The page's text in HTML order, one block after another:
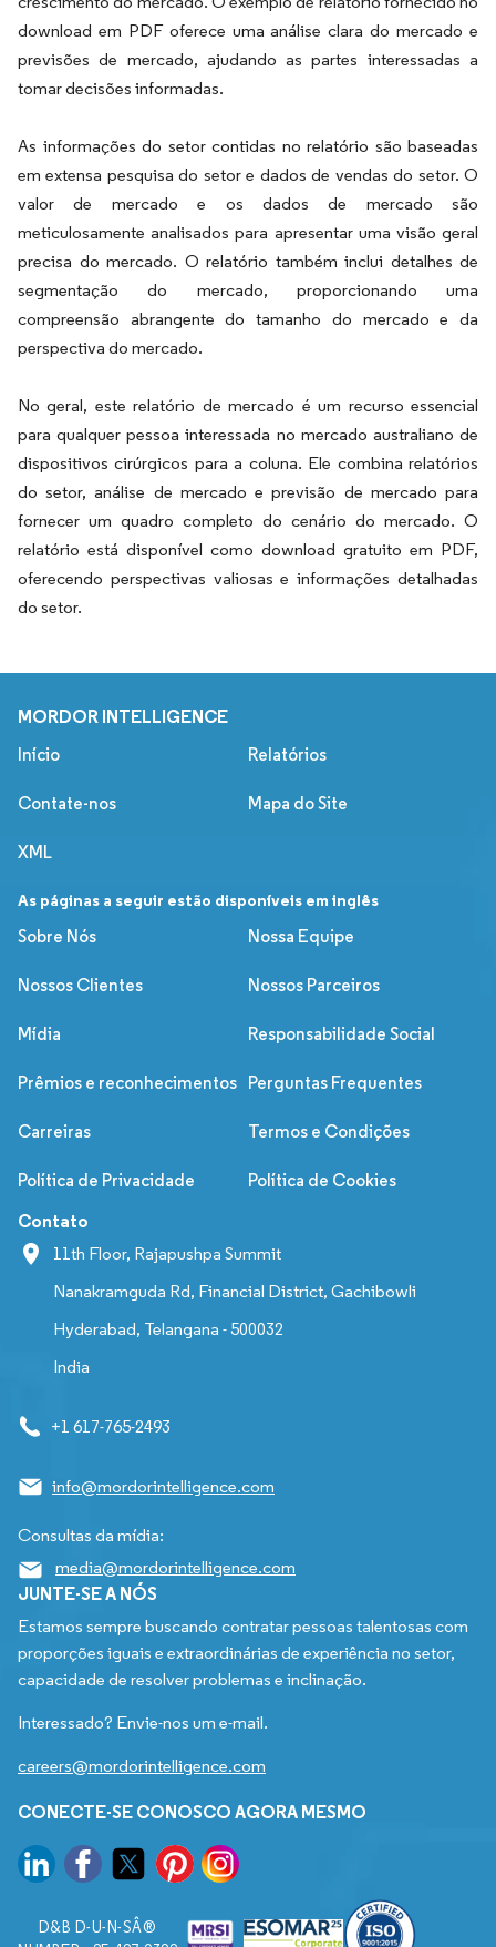
download em PDF oferece uma análise clara do mercado e
previsões de mercado, ajudando as partes interessadas a
tomar decisões informadas.
As informações do setor contidas no relatório são baseadas
em extensa pesquisa do setor e dados de vendas do setor. O
valor de mercado e os dados de mercado são
meticulosamente analisados para apresentar uma visão geral
precisa do mercado. O relatório também inclui detalhes de
segmentação do mercado, proporcionando uma
compreensão abrangente do tamanho do mercado e da
perspectiva do mercado.
No geral, este relatório de mercado é um recurso essencial
para qualquer pessoa interessada no mercado australiano de
dispositivos cirúrgicos para a coluna. Ele combina relatórios
do setor, análise de mercado e previsão de mercado para
fornecer um quadro completo do cenário do mercado. O
relatório está disponível como download gratuito em PDF,
oferecendo perspectivas valiosas e informações detalhadas
do setor.
MORDOR INTELLIGENCE
Início Relatórios
Contate-nos Mapa do Site
XML
As páginas a seguir estão disponíveis em inglês
Sobre Nós
Nossa Equipe
Nossos Clientes Nossos Parceiros
Mídia Responsabilidade Social
Prêmios e reconhecimentos Perguntas Frequentes
Carreiras Termos e Condições
Política de Privacidade Política de Cookies
Contato
11th Floor, Rajapushpa Summit
Nanakramguda Rd, Financial District, Gachibowli
Hyderabad, Telangana - 500032
India
+1 617-765-2493
info@mordorintelligence.com
Consultas da mídia:
media@mordorintelligence.com
JUNTE-SE A NÓS
Estamos sempre buscando contratar pessoas talentosas com
proporções iguais e extraordinárias de experiência no setor,
capacidade de resolver problemas e inclinação.
Interessado? Envie-nos um e-mail.
careers@mordorintelligence.com
CONECTE-SE CONOSCO AGORA MESMO
D&B D-U-N-SÂ®